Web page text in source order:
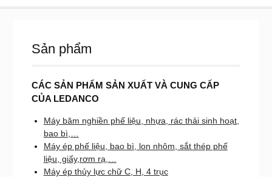
Sản phẩm
CÁC SẢN PHẨM SẢN XUẤT VÀ CUNG CẤP
CỦA LEDANCO
Máy băm nghiền phế liệu, nhựa, rác thải sinh hoạt,
bao bì,…
Máy ép phế liệu, bao bì, lon nhôm, sắt thép phế
liệu, giấy,rơm rạ,…
Máy ép thủy lực chữ C, H, 4 trục